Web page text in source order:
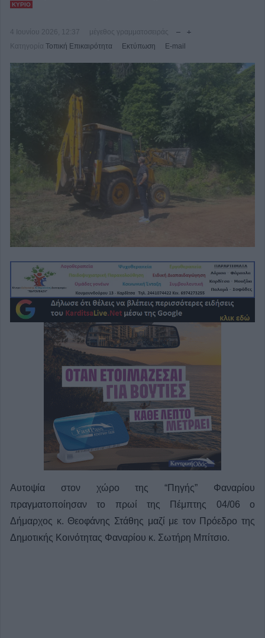
ΚΎΡΙΟ
4 Ιουνίου 2026, 12:37
μέγεθος γραμματοσειράς
Κατηγορία Τοπική Επικαιρότητα Εκτύπωση E-mail
Αυτοψία στον χώρο της “Πηγής” Φαναρίου
πραγματοποίησαν το πρωί της Πέμπτης 04/06 ο
Δήμαρχος κ. Θεοφάνης Στάθης μαζί με τον Πρόεδρο της
Δημοτικής Κοινότητας Φαναρίου κ. Σωτήρη Μπίτσιο.